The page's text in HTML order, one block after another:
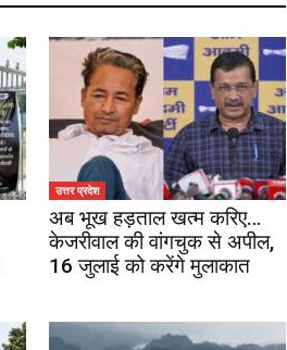
उत्तर प्रदेश
अब भूख हड़ताल खत्म करिए…
केजरीवाल की वांगचुक से अपील,
16 जुलाई को करेंगे मुलाकात